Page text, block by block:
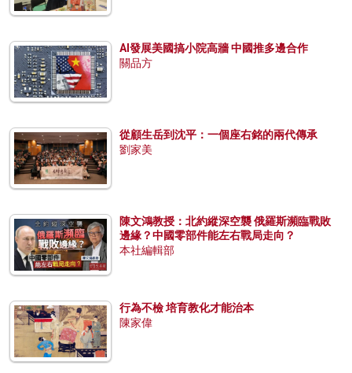
AI發展美國搞小院高牆 中國推多邊合作
關品方
從顧生岳到沈平：一個座右銘的兩代傳承
劉家美
陳文鴻教授：北約縱深空襲 俄羅斯瀕臨戰敗
邊緣？中國零部件能左右戰局走向？
本社編輯部
行為不檢 培育教化才能治本
陳家偉